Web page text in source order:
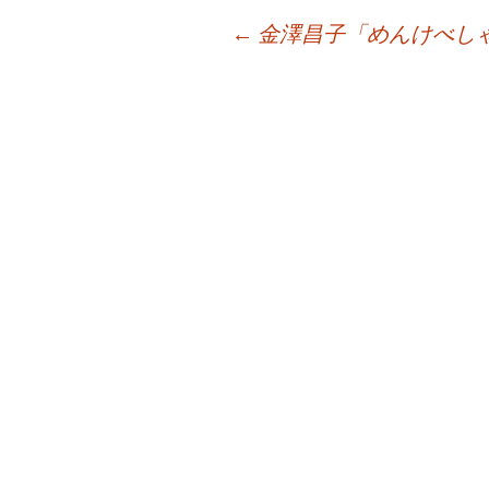
← 金澤昌子「めんけべし